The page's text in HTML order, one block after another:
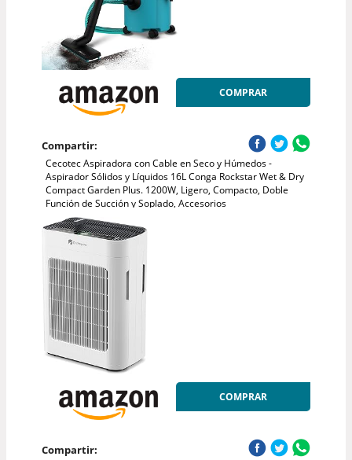
COMPRAR
Compartir:
Cecotec Aspiradora con Cable en Seco y Húmedos -
Aspirador Sólidos y Líquidos 16L Conga Rockstar Wet & Dry
Compact Garden Plus. 1200W, Ligero, Compacto, Doble
Función de Succión y Soplado, Accesorios
COMPRAR
Compartir: